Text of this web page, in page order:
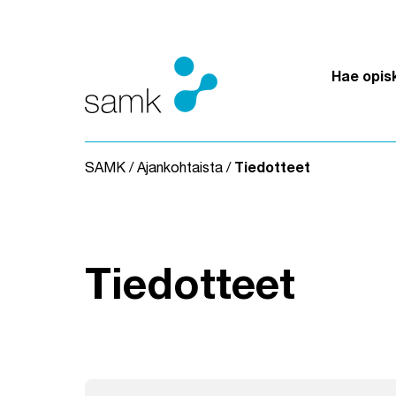
Hae
SAMK / Ajankohtaista / Tiedotteet
Tiedotteet